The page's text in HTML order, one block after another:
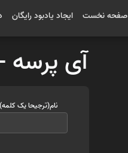
صفحه نخست ایجاد یادبود رایگان
آی پرسه
نام(ترجیحا یک کلمه)